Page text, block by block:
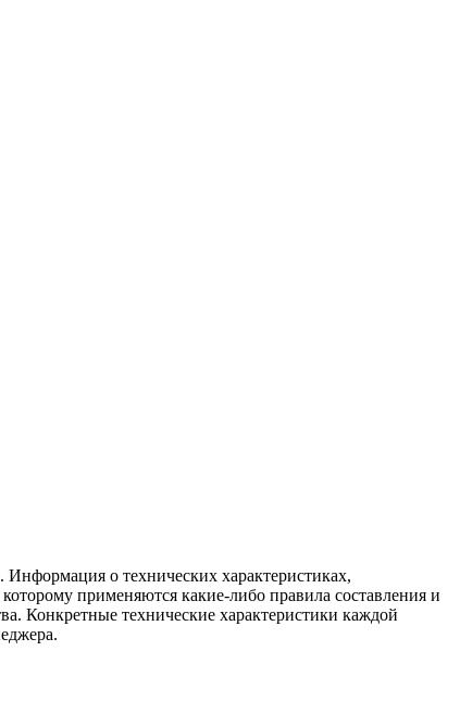
о технических характеристиках,
применяются какие-либо правила составления и
Конкретные технические характеристики каждой